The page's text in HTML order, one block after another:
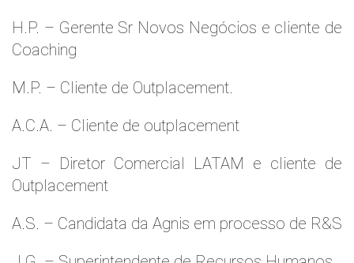
H.P. – Gerente Sr Novos Negócios e cliente de
Coaching
M.P. – Cliente de Outplacement.
A.C.A. – Cliente de outplacement
JT – Diretor Comercial LATAM e cliente de
Outplacement
A.S. – Candidata da Agnis em processo de R&S